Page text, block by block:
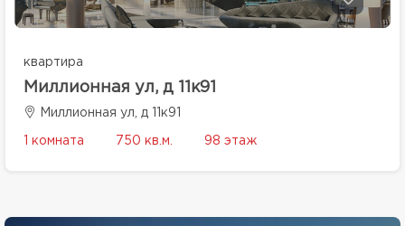
квартира
Миллионная ул, д 11к91
Миллионная ул, д 11к91
1 комната 750 кв.м. 98 этаж